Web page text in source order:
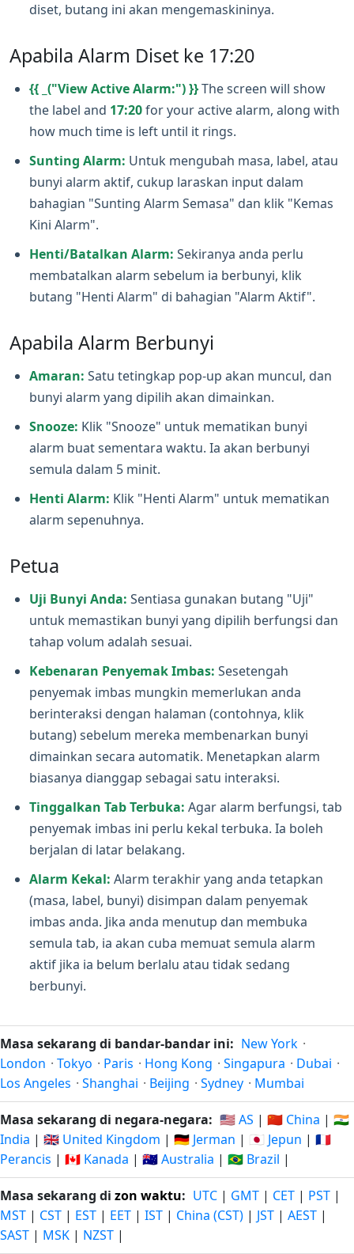
diset, butang ini akan mengemaskininya.
Apabila Alarm Diset ke 17:20
{{ _("View Active Alarm:") }}The screen will show
the label and 17:20for your active alarm, along with
how much time is left until it rings.
Sunting Alarm: Untuk mengubah masa, label, atau
bunyi alarm aktif, cukup laraskan input dalam
bahagian "Sunting Alarm Semasa" dan klik "Kemas
Kini Alarm".
Henti/Batalkan Alarm: Sekiranya anda perlu
membatalkan alarm sebelum ia berbunyi, klik
butang "Henti Alarm" di bahagian "Alarm Aktif".
Apabila Alarm Berbunyi
Amaran: Satu tetingkap pop‑up akan muncul, dan
bunyi alarm yang dipilih akan dimainkan.
Snooze: Klik "Snooze" untuk mematikan bunyi
alarm buat sementara waktu. Ia akan berbunyi
semula dalam 5 minit.
Henti Alarm: Klik "Henti Alarm" untuk mematikan
alarm sepenuhnya.
Petua
Uji Bunyi Anda: Sentiasa gunakan butang "Uji"
untuk memastikan bunyi yang dipilih berfungsi dan
tahap volum adalah sesuai.
Kebenaran Penyemak Imbas: Sesetengah
penyemak imbas mungkin memerlukan anda
berinteraksi dengan halaman (contohnya, klik
butang) sebelum mereka membenarkan bunyi
dimainkan secara automatik. Menetapkan alarm
biasanya dianggap sebagai satu interaksi.
Tinggalkan Tab Terbuka: Agar alarm berfungsi, tab
penyemak imbas ini perlu kekal terbuka. Ia boleh
berjalan di latar belakang.
Alarm Kekal: Alarm terakhir yang anda tetapkan
(masa, label, bunyi) disimpan dalam penyemak
imbas anda. Jika anda menutup dan membuka
semula tab, ia akan cuba memuat semula alarm
aktif jika ia belum berlalu atau tidak sedang
berbunyi.
Masa sekarang di bandar-bandar ini: New York ·
London · Tokyo · Paris · Hong Kong · Singapura · Dubai ·
Los Angeles · Shanghai · Beijing · Sydney · Mumbai
Masa sekarang di negara-negara: 🇺🇸 AS | 🇨🇳 China | 🇮🇳
India | 🇬🇧 United Kingdom | 🇩🇪 Jerman | 🇯🇵 Jepun | 🇫🇷
Perancis | 🇨🇦 Kanada | 🇦🇺 Australia | 🇧🇷 Brazil |
Masa sekarang di zon waktu: UTC | GMT | CET | PST |
MST | CST | EST | EET | IST | China (CST) | JST | AEST |
SAST | MSK | NZST |